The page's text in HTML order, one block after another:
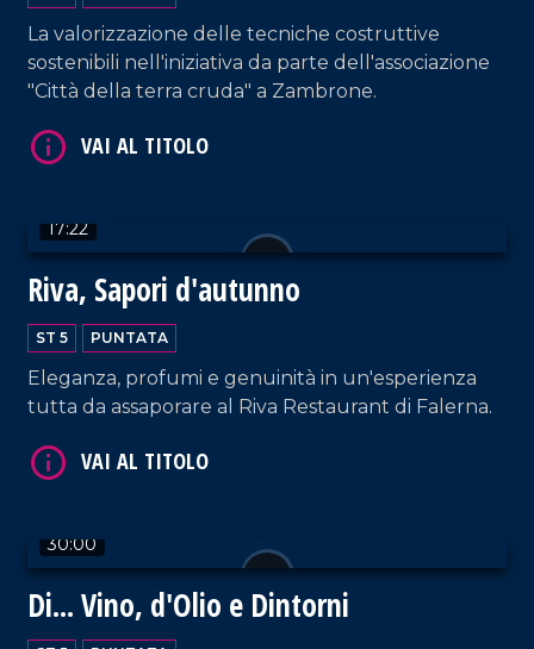
La valorizzazione delle tecniche costruttive
sostenibili nell'iniziativa da parte dell'associazione
"Città della terra cruda" a Zambrone.
17:22
Riva, Sapori d'autunno
ST 5 PUNTATA
Eleganza, profumi e genuinità in un'esperienza
tutta da assaporare al Riva Restaurant di Falerna.
30:00
Di... Vino, d'Olio e Dintorni